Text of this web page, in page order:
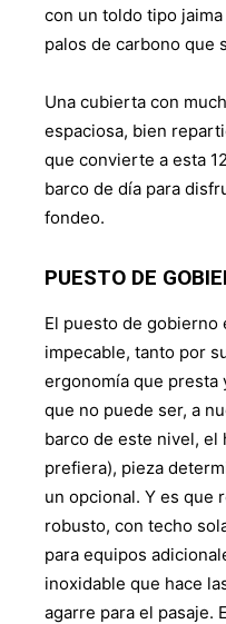
con un toldo tipo
palos de carbono que
Una cubierta con
espaciosa, bien
que convierte a esta
barco de día para
fondeo.
PUESTO DE
El puesto de gobierno
impecable, tanto por
ergonomía que presta
que no puede ser, a
barco de este nivel, el
prefiera), pieza
un opcional. Y es que
robusto, con techo
para equipos
inoxidable que hace
agarre para el pasaje.